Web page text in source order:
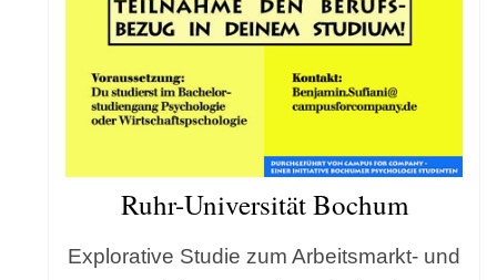
Ruhr-Universität Bochum
Explorative Studie zum Arbeitsmarkt- und